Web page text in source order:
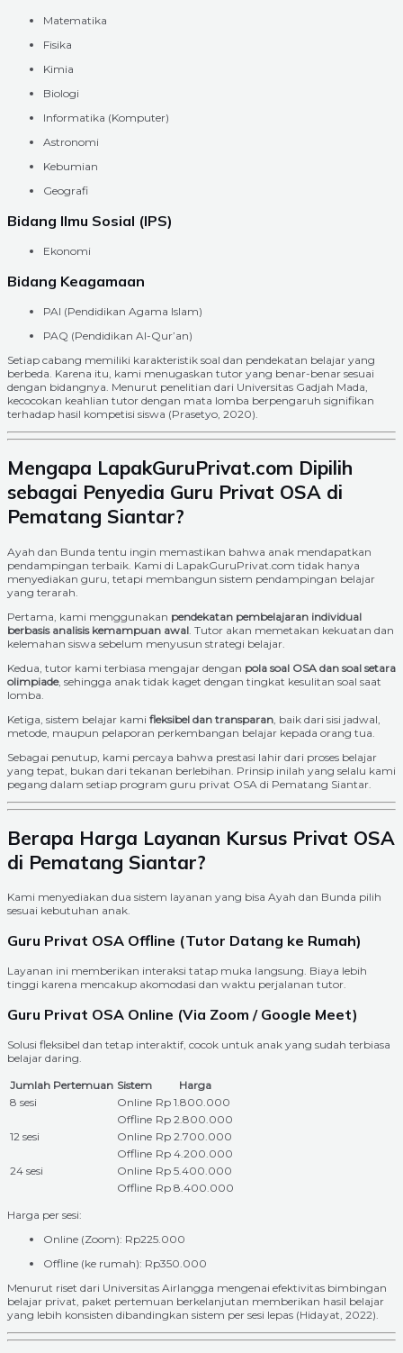
Matematika
Fisika
Kimia
Biologi
Informatika (Komputer)
Astronomi
Kebumian
Geografi
Bidang Ilmu Sosial (IPS)
Ekonomi
Bidang Keagamaan
PAI (Pendidikan Agama Islam)
PAQ (Pendidikan Al-Qur’an)
Setiap cabang memiliki karakteristik soal dan pendekatan belajar yang
berbeda. Karena itu, kami menugaskan tutor yang benar-benar sesuai
dengan bidangnya. Menurut penelitian dari Universitas Gadjah Mada,
kecocokan keahlian tutor dengan mata lomba berpengaruh signifikan
terhadap hasil kompetisi siswa (Prasetyo, 2020).
Mengapa LapakGuruPrivat.com Dipilih
sebagai Penyedia Guru Privat OSA di
Pematang Siantar?
Ayah dan Bunda tentu ingin memastikan bahwa anak mendapatkan
pendampingan terbaik. Kami di LapakGuruPrivat.com tidak hanya
menyediakan guru, tetapi membangun sistem pendampingan belajar
yang terarah.
Pertama, kami menggunakan pendekatan pembelajaran individual
berbasis analisis kemampuan awal . Tutor akan memetakan kekuatan dan
kelemahan siswa sebelum menyusun strategi belajar.
Kedua, tutor kami terbiasa mengajar dengan pola soal OSA dan soal setara
olimpiade, sehingga anak tidak kaget dengan tingkat kesulitan soal saat
lomba.
Ketiga, sistem belajar kami fleksibel dan transparan , baik dari sisi jadwal,
metode, maupun pelaporan perkembangan belajar kepada orang tua.
Sebagai penutup, kami percaya bahwa prestasi lahir dari proses belajar
yang tepat, bukan dari tekanan berlebihan. Prinsip inilah yang selalu kami
pegang dalam setiap program guru privat OSA di Pematang Siantar.
Berapa Harga Layanan Kursus Privat OSA
di Pematang Siantar?
Kami menyediakan dua sistem layanan yang bisa Ayah dan Bunda pilih
sesuai kebutuhan anak.
Guru Privat OSA Offline (Tutor Datang ke Rumah)
Layanan ini memberikan interaksi tatap muka langsung. Biaya lebih
tinggi karena mencakup akomodasi dan waktu perjalanan tutor.
Guru Privat OSA Online (Via Zoom / Google Meet)
Solusi fleksibel dan tetap interaktif, cocok untuk anak yang sudah terbiasa
belajar daring.
Jumlah Pertemuan Sistem
Harga
8 sesi
Online Rp 1.800.000
Offline Rp 2.800.000
12 sesi
Online Rp 2.700.000
Offline Rp 4.200.000
24 sesi
Online Rp 5.400.000
Offline Rp 8.400.000
Harga per sesi:
Online (Zoom): Rp225.000
Offline (ke rumah): Rp350.000
Menurut riset dari Universitas Airlangga mengenai efektivitas bimbingan
belajar privat, paket pertemuan berkelanjutan memberikan hasil belajar
yang lebih konsisten dibandingkan sistem per sesi lepas (Hidayat, 2022).